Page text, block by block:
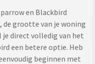
en Blackbird
de grootte van je woning
je direct volledig van het
een betere optie. Heb
beginnen met